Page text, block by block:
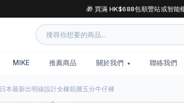
🎁 買滿 HK$688包順豐站或智能
MIKE 推薦商品 關於我們 聯絡我們
日本最新出明線設計全橡筋腰五分牛仔褲